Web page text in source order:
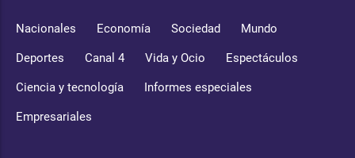
Nacionales Economía Sociedad Mundo
Deportes Canal 4 Vida y Ocio Espectáculos
Ciencia y tecnología Informes especiales
Empresariales